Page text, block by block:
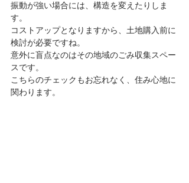
振動が強い場合には、構造を変えたりしま
す。
コストアップとなりますから、土地購入前に
検討が必要ですね。
意外に盲点なのはその地域のごみ収集スペー
スです。
こちらのチェックもお忘れなく、住み心地に
関わります。